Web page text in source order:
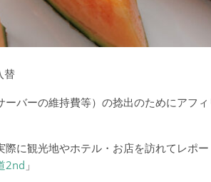
替
バーの維持費等）の捻出のためにアフ
に観光地やホテル・お店を訪れてレポ
2nd 」